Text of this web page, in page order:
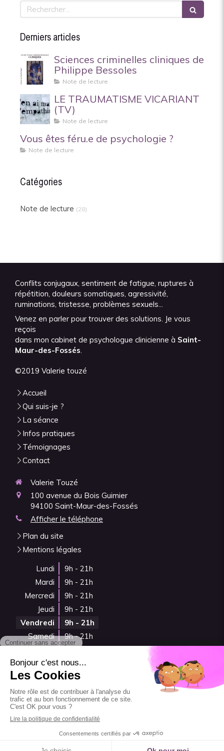
Rechercher
Derniers articles
Sciences criminelles cliniques de
Philippe Bessoles
Note de lecture
LE TRAUMATISME VICARIANT
(TV)
Note de lecture
Vous êtes féru.e de psychologie ?
Note de lecture
Catégories
Note de lecture (28)
Conflits conjugaux, sentiment de fatigue, ruptures à
répétition, douleurs somatiques, agressivité,
ruminations, tristesse, problèmes sexuels...
Venez en parler pour trouver des solutions. Je vous
reçois
dans mon cabinet de psychologue clinicienne à Saint-
Maur-des-Fossés.
©2019 Valerie touzé
Accueil
Qui suis-je ?
La séance
Infos pratiques
Témoignages
Contact
Valerie Touzé
100 avenue du Bois Guimier
94100 Saint-Maur-des-Fossés
Afficher le téléphone
Plan du site
Mentions légales
Lundi
9h - 21h
Mardi
9h - 21h
Mercredi
9h - 21h
Jeudi
9h - 21h
Vendredi
9h - 21h
Samedi
9h - 21h
Prendre rendez-vous
Code de déontologie
Création et référencement du site par Simplébo
Ce site a été créé grâce à